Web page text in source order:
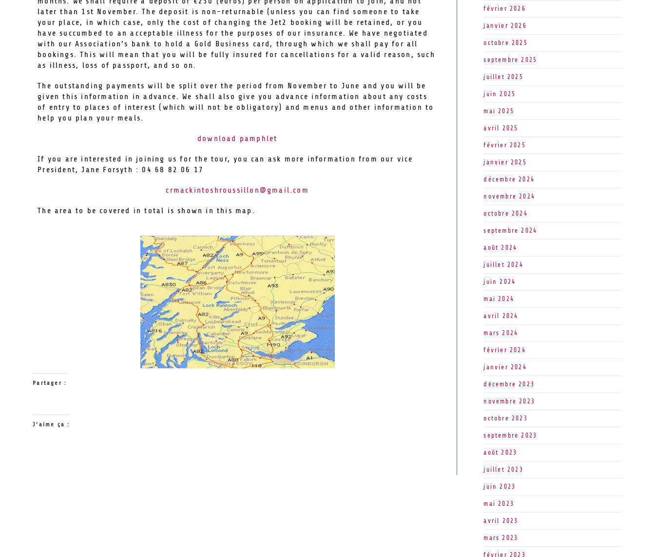
later than 1st November. The deposit is non-returnable (unless you can find someone to take
your place, in which case, only the cost of changing the Jet2 booking will be retained, or you
have succumbed to an acceptable illness for the purposes of our insurance. We have negotiated
with our Association’s bank to hold a Gold Business card, through which we shall pay for all
bookings. This will mean that you will be fully insured for cancellations for a valid reason, such
as illness, loss of passport, and so on.
The outstanding payments will be split over the period from November to June and you will be
given this information in advance. We shall also give you advance information about any costs
of entry to places of interest (which will not be obligatory) and menus and other information to
help you plan your meals.
download pamphlet
If you are interested in joining us for the tour, you can ask more information from our vice
President, Jane Forsyth : 04 68 82 06 17
crmackintoshroussillon@gmail.com
The area to be covered in total is shown in this map.
Partager :
J’aime ça :
février 2026
janvier 2026
octobre 2025
septembre 2025
juillet 2025
juin 2025
mai 2025
avril 2025
février 2025
janvier 2025
décembre 2024
novembre 2024
octobre 2024
septembre 2024
août 2024
juillet 2024
juin 2024
mai 2024
avril 2024
mars 2024
février 2024
janvier 2024
décembre 2023
novembre 2023
octobre 2023
septembre 2023
août 2023
juillet 2023
juin 2023
mai 2023
avril 2023
mars 2023
février 2023